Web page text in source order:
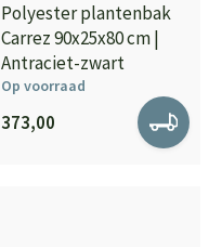
Polyester plantenbak
Carrez 90x25x80 cm |
Antraciet-zwart
Op voorraad
373,00